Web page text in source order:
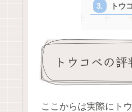
トウ
トウコベの
ここからは実際にト